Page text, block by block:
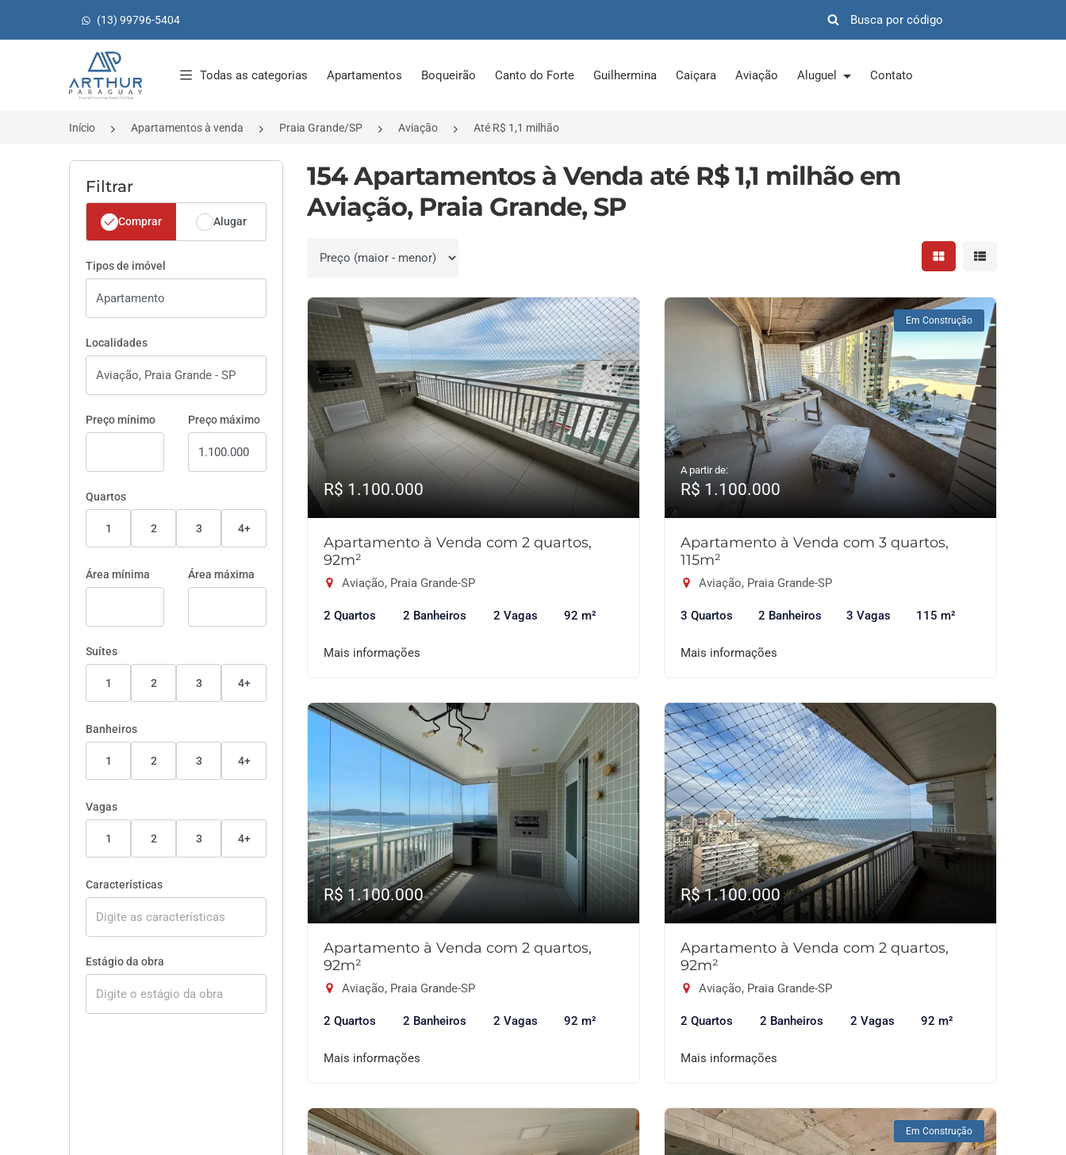
(13) 99796-5404
Página inicial
Todas as categorias Apartamentos Boqueirão Canto do Forte Guilhermina Caiçara Aviação Aluguel Contato
Início Apartamentos à venda Praia Grande/SP Aviação Até R$ 1,1 milhão
Filtrar
Comprar Alugar
Tipos de imóvel
Localidades
Preço mínimo Preço máximo
Quartos
1 2 3 4+
Área mínima Área máxima
Suítes
1 2 3 4+
Banheiros
1 2 3 4+
Vagas
1 2 3 4+
Características
Estágio da obra
154 Apartamentos à Venda até R$ 1,1 milhão em
Aviação, Praia Grande, SP
Ordenar por Mostrar resultados em
Mostrar
R$ 1.100.000
Apartamento à Venda com 2 quartos,
92m²
Aviação, Praia Grande-SP
2 Quartos 2 Banheiros 2 Vagas 92 m²
Mais informações
Em Construção
A partir de:
R$ 1.100.000
Apartamento à Venda com 3 quartos,
115m²
Aviação, Praia Grande-SP
3 Quartos 2 Banheiros 3 Vagas 115 m²
Mais informações
R$ 1.100.000
Apartamento à Venda com 2 quartos,
92m²
Aviação, Praia Grande-SP
2 Quartos 2 Banheiros 2 Vagas 92 m²
Mais informações
R$ 1.100.000
Apartamento à Venda com 2 quartos,
92m²
Aviação, Praia Grande-SP
2 Quartos 2 Banheiros 2 Vagas 92 m²
Mais informações
Em Construção